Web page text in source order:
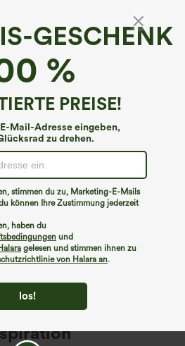
GESCHENK
%
PREISE!
Mail-Adresse eingeben,
zu drehen.
stimmen du zu, Marketing-E-Mails
können Ihre Zustimmung jederzeit
haben du
und
gelesen und stimmen ihnen zu
von Halara an.
los!
Hoppla!
Ihnen gesuchte Seite nicht
finden.
einkaufen